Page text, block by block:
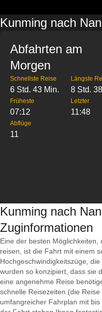
Kunming nach
Abfahrten am
Morgen
Schnellste Reise
6 Std. 43 Min.
Längste
8 Std.
Früheste
07:12
Letzter
11:48
Abflüge
11
Kunming nach
Zuginformationen
Eine der besten
reisen, ist die Fahrt mit einem
Hochgeschwindigkeitszüge,
wurden so konzipiert, dass sie
eine angenehme Reise
schnelle Reisezeiten (die
umfangreicher Fahrplan mit